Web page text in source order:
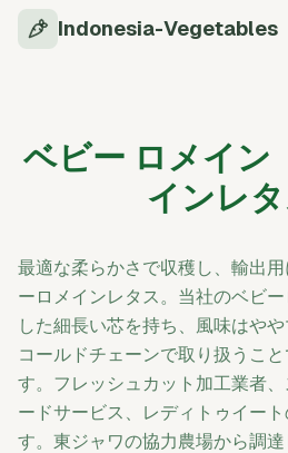
Indonesia-Vegetables
ベビー ロメイン
インレタ
最適な柔らかさで収穫し、輸出
ーロメインレタス。当社のベビ
した細長い芯を持ち、風味はやや
コールドチェーンで取り扱うこ
す。フレッシュカット加工業者
ードサービス、レディトゥイー
す。東ジャワの協力農場から調